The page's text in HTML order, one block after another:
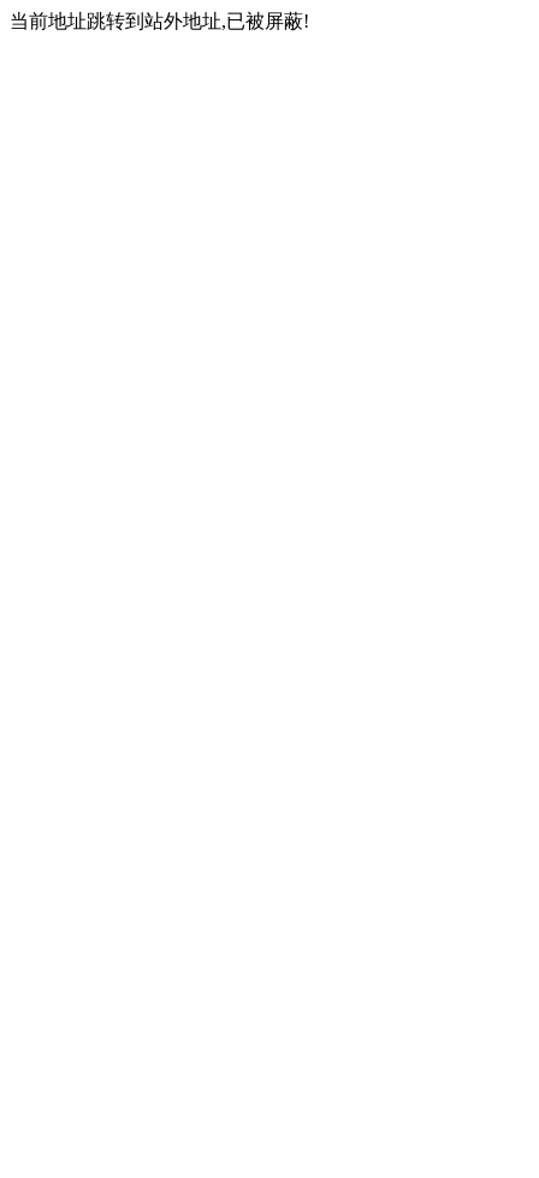
当前地址跳转到站外地址,已被屏蔽!